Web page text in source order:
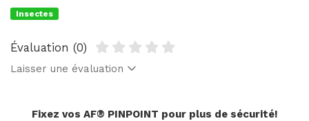
Insectes
Évaluation (0)
Laisser une évaluation
Fixez vos AF® PINPOINT pour plus de sécurité!